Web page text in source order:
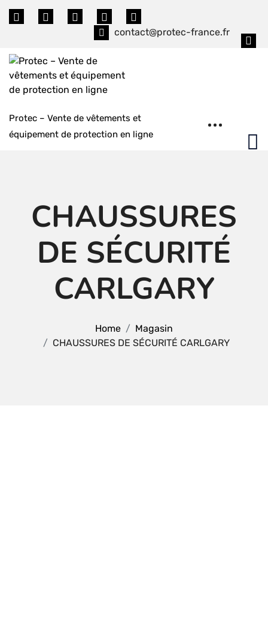
Skip
contact@protec-france.fr
Protec – Vente de vêtements et
équipement de protection en ligne
CHAUSSURES
DE SÉCURITÉ
CARLGARY
Home
Magasin
CHAUSSURES DE SÉCURITÉ CARLGARY